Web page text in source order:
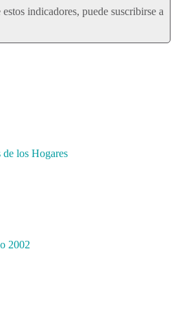
indicadores, puede suscribirse a
de los Hogares
2002